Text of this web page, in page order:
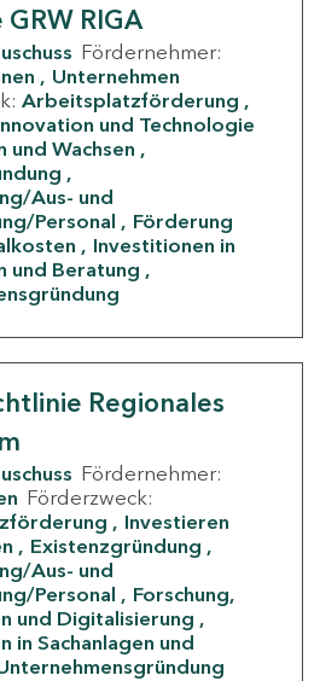
RIGA
Fördernehmer:
Unternehmen
Arbeitsplatzförderung
und Technologie
und Wachsen
Aus- und
Personal
Förderung
Investitionen in
und Beratung
Regionales
Fördernehmer:
Förderzweck:
Investieren
Existenzgründung
Aus- und
Personal
Forschung,
und Digitalisierung
in Sachanlagen und